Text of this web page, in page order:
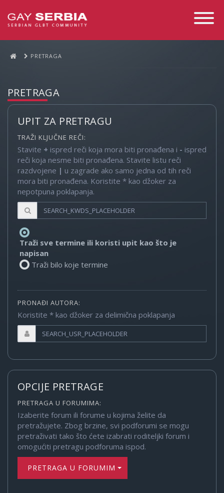
Toggle
PRETRAGA
PRETRAGA
UPIT ZA PRETRAGU
TRAŽI KLJUČNE REČI:
Stavite + ispred reči koja mora biti pronađena i - ispred
reči koja nesme biti pronađena. Stavite listu reči
razdvojene | u zagrade ako samo jedna od tih reči
mora biti pronađena. Koristite * kao džoker za
nepotpuna poklapanja.
Traži sve termine ili koristi upit kao što je
napisan
Traži bilo koje termine
PRONAĐI AUTORA:
Koristite * kao džoker za delimična poklapanja
OPCIJE PRETRAGE
PRETRAGA U FORUMIMA:
Izaberite forum ili forume u kojima želite da
pretražujete. Zbog brzine, svi podforumi se mogu
pretraživati tako što ćete izabrati roditeljki forum i
omogućiti pretragu podforuma ispod.
PRETRAGA U FORUMIMA